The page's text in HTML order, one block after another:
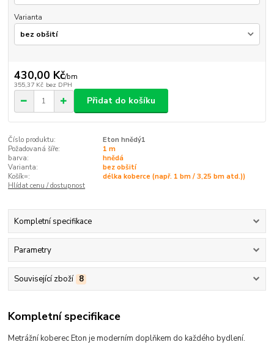
Varianta
430,00 Kč/bm
355,37 Kč bez DPH
Přidat do košíku
Číslo produktu:
Eton hnědý1
Požadovaná šíře:
1 m
barva:
hnědá
Varianta:
bez obšití
Košík=:
délka koberce (např. 1 bm / 3,25 bm atd.))
Hlídat cenu / dostupnost
Kompletní specifikace
Parametry
Související zboží 8
Kompletní specifikace
Metrážní koberec Eton je moderním doplňkem do každého bydlení.